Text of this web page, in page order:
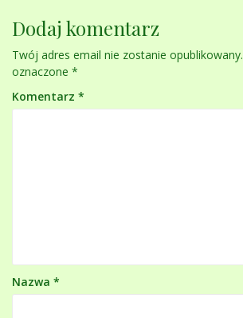
Dodaj komentarz
Twój adres email nie zostanie opublikowany.
oznaczone *
Komentarz *
Nazwa *